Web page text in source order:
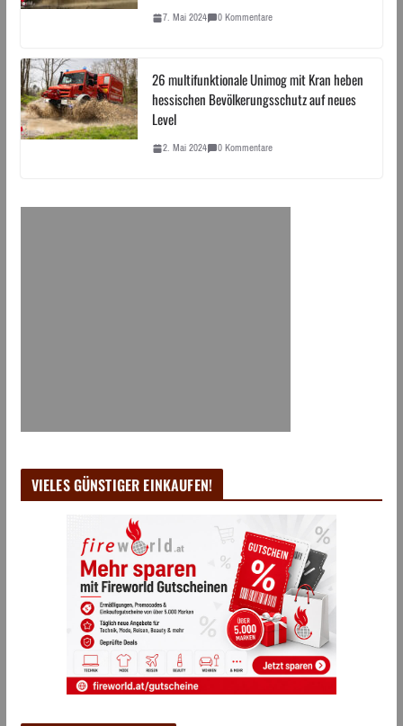
7. Mai 2024 0 Kommentare
26 multifunktionale Unimog mit Kran heben
hessischen Bevölkerungsschutz auf neues
Level
2. Mai 2024 0 Kommentare
VIELES GÜNSTIGER EINKAUFEN!